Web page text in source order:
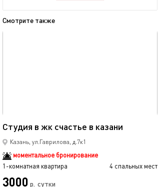
Смотрите также
Студия в жк счастье в казани
Казань, ул.Гаврилова, д.7к1
моментальное бронирование
1-комнатная квартира
4 спальных мест
3000 р. сутки